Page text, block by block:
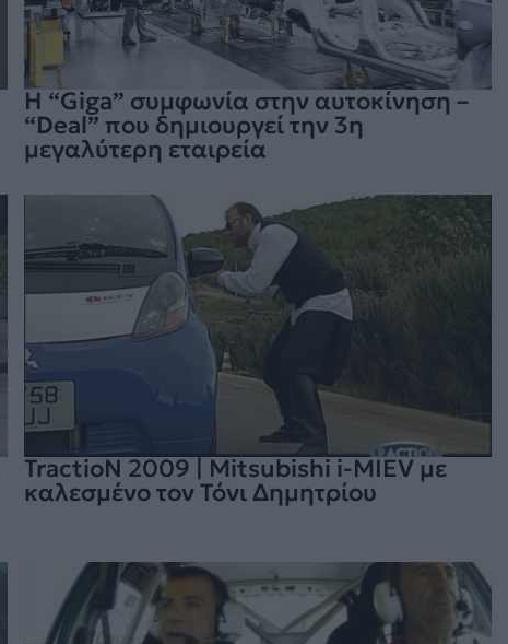
H “Giga” συμφωνία στην αυτοκίνηση –
“Deal” που δημιουργεί την 3η
μεγαλύτερη εταιρεία
TractioN 2009 | Mitsubishi i-MIEV με
καλεσμένο τον Τόνι Δημητρίου